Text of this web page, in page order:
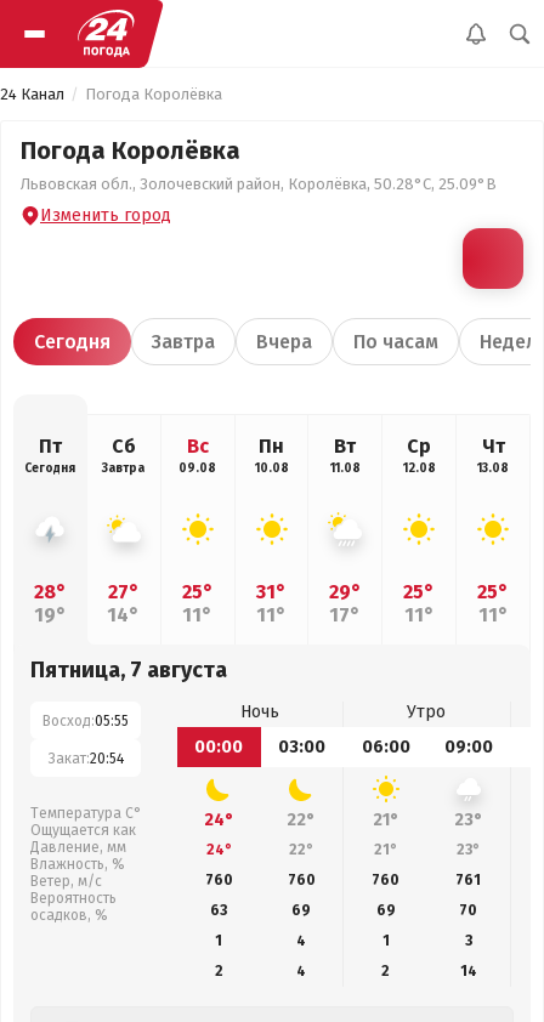
24 Канал Погода Королёвка
Погода Королёвка
Львовская обл., Золочевский район, Королёвка, 50.28°С, 25.09°В
Изменить город
Сегодня Завтра Вчера По часам
Пт
Сегодня
28°
19°
Сб
Завтра
27°
14°
Вс
09.08
25°
11°
Пн
10.08
31°
11°
Вт
11.08
29°
17°
Ср
12.08
25°
11°
Чт
13.08
25°
11°
Пятница, 7 августа
Восход:05:55
Закат:20:54
Температура С°
Ощущается как
Давление, мм
Влажность, %
Ветер, м/с
Вероятность
осадков, %
Ночь
Утро
00:00
03:00 06:00 09:00
24° 22° 21° 23°
24° 22° 21° 23°
760
760 760 761
63
69 69 70
1
4 1
3
2
4 2 14